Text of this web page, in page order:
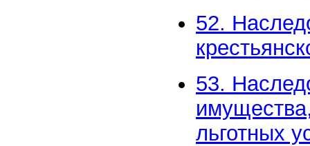
52.
53.
льготных